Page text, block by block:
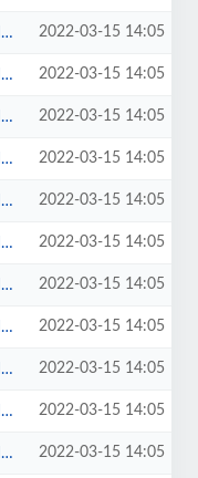
2022-03-15 14:05
2022-03-15 14:05
2022-03-15 14:05
2022-03-15 14:05
2022-03-15 14:05
2022-03-15 14:05
2022-03-15 14:05
2022-03-15 14:05
2022-03-15 14:05
2022-03-15 14:05
2022-03-15 14:05